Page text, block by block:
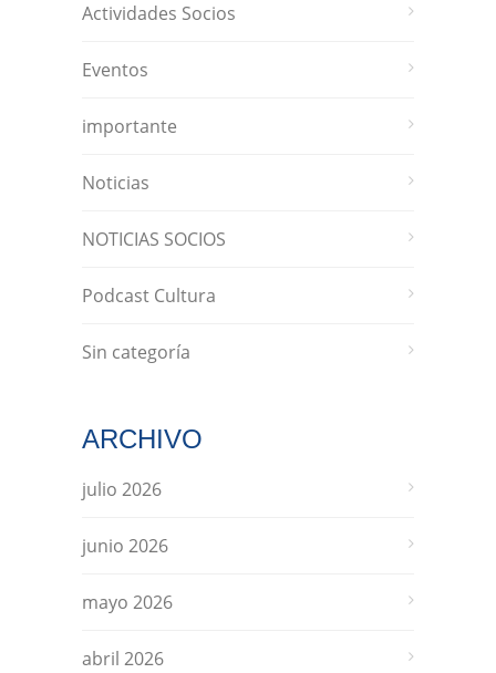
Actividades Socios
Eventos
importante
Noticias
NOTICIAS SOCIOS
Podcast Cultura
Sin categoría
ARCHIVO
julio 2026
junio 2026
mayo 2026
abril 2026